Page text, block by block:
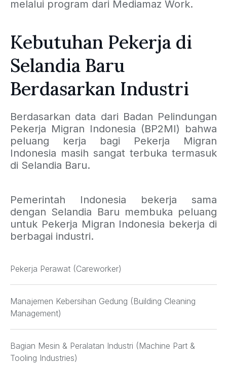
melalui program dari Mediamaz Work.
Kebutuhan Pekerja di
Selandia Baru
Berdasarkan Industri
Berdasarkan data dari Badan Pelindungan
Pekerja Migran Indonesia (BP2MI) bahwa
peluang kerja bagi Pekerja Migran
Indonesia masih sangat terbuka termasuk
di Selandia Baru.
Pemerintah Indonesia bekerja sama
dengan Selandia Baru membuka peluang
untuk Pekerja Migran Indonesia bekerja di
berbagai industri.
Pekerja Perawat (Careworker)
Manajemen Kebersihan Gedung (Building Cleaning
Management)
Bagian Mesin & Peralatan Industri (Machine Part &
Tooling Industries)